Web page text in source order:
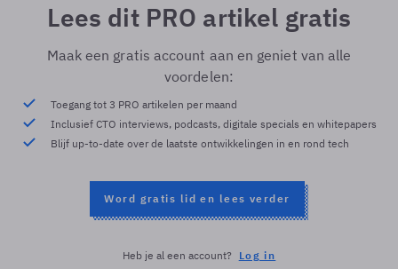
Lees dit PRO artikel gratis
Maak een gratis account aan en geniet van alle
voordelen:
Toegang tot 3 PRO artikelen per maand
Inclusief CTO interviews, podcasts, digitale specials en whitepapers
Blijf up-to-date over de laatste ontwikkelingen in en rond tech
Word gratis lid en lees verder
Heb je al een account? Log in